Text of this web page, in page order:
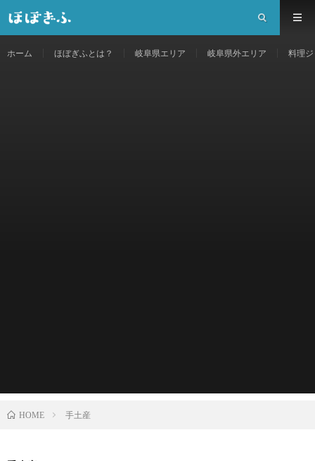
ホーム ほぼぎふとは？ 岐阜県エリア 岐阜県外エリア 料理
HOME 手土産